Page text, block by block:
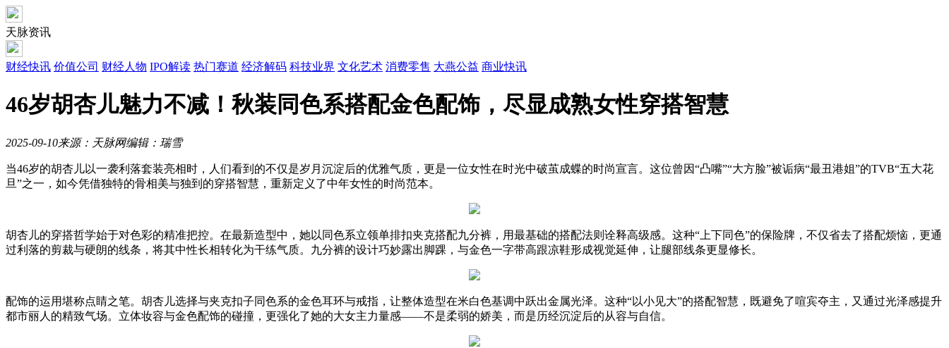
天脉资讯
财经快讯 价值公司 财经人物 IPO解读 热门赛道 经济解码 科技业界 文化艺术 消费零售 大燕公益 商业快讯
46岁胡杏儿魅力不减！秋装同色系搭配金色配饰，尽显成熟女性穿搭智慧
2025-09-10来源：天脉网编辑：瑞雪
当46岁的胡杏儿以一袭利落套装亮相时，人们看到的不仅是岁月沉淀后的优雅气质，更是一位女性在时光中破茧成蝶的时尚宣言。这位曾因“凸嘴”“大方脸”被诟病“最丑港姐”的TVB“五大花
旦”之一，如今凭借独特的骨相美与独到的穿搭智慧，重新定义了中年女性的时尚范本。
胡杏儿的穿搭哲学始于对色彩的精准把控。在最新造型中，她以同色系立领单排扣夹克搭配九分裤，用最基础的搭配法则诠释高级感。这种“上下同色”的保险牌，不仅省去了搭配烦恼，更通
过利落的剪裁与硬朗的线条，将其中性长相转化为干练气质。九分裤的设计巧妙露出脚踝，与金色一字带高跟凉鞋形成视觉延伸，让腿部线条更显修长。
配饰的运用堪称点睛之笔。胡杏儿选择与夹克扣子同色系的金色耳环与戒指，让整体造型在米白色基调中跃出金属光泽。这种“以小见大”的搭配智慧，既避免了喧宾夺主，又通过光泽感提升
都市丽人的精致气场。立体妆容与金色配饰的碰撞，更强化了她的大女主力量感——不是柔弱的娇美，而是历经沉淀后的从容与自信。